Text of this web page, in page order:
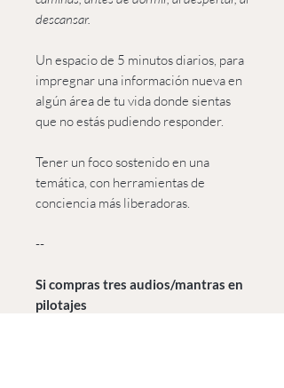
descansar.
Un espacio de 5 minutos diarios, para
impregnar una información nueva en
algún área de tu vida donde sientas
que no estás pudiendo responder.
Tener un foco sostenido en una
temática, con herramientas de
conciencia más liberadoras.
--
Si compras tres audios/mantras en
pilotajes